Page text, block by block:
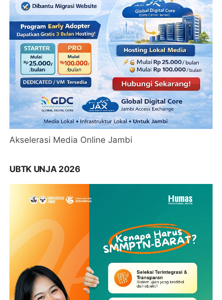
Akselerasi Media Online Jambi
UBTK UNJA 2026